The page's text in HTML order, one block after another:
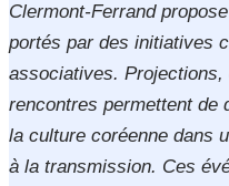
Clermont-Ferrand
portés par des initiatives
associatives.
rencontres permettent de
la culture coréenne dans
à la transmission. Ces